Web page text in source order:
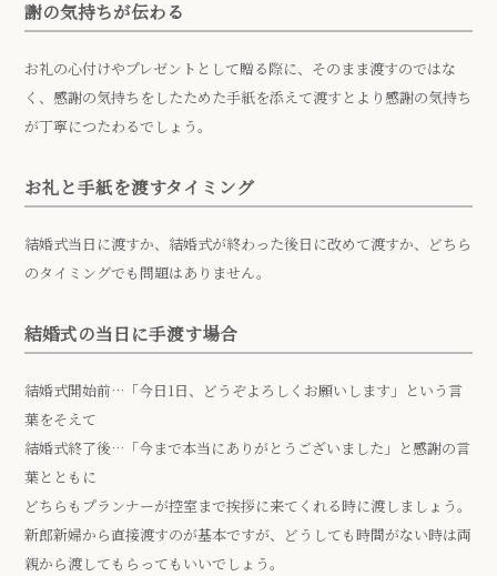
謝の気持ちが伝わる
お礼の心付けやプレゼントとして贈る際に、そのまま渡すのではな
く、感謝の気持ちをしたためた手紙を添えて渡すとより感謝の気持ち
が丁寧につたわるでしょう。
お礼と手紙を渡すタイミング
結婚式当日に渡すか、結婚式が終わった後日に改めて渡すか、どちら
のタイミングでも問題はありません。
結婚式の当日に手渡す場合
結婚式開始前…「今日1日、どうぞよろしくお願いします」という言
葉をそえて
結婚式終了後…「今まで本当にありがとうございました」と感謝の言
葉とともに
どちらもプランナーが控室まで挨拶に来てくれる時に渡しましょう。
新郎新婦から直接渡すのが基本ですが、どうしても時間がない時は両
親から渡してもらってもいいでしょう。